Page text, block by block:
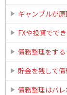
ギャンブルが
FXや投資でで
債務整理をす
貯金を残して
債務整理はバ